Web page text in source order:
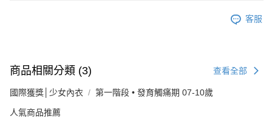
客服
商品相關分類 (3) 查看全部
國際獲獎│少女內衣 第一階段 • 發育觸痛期 07-10歲
人氣商品推薦